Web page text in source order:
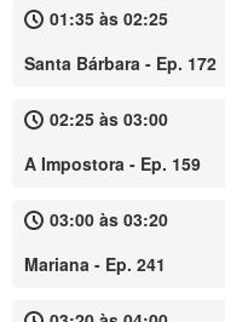
01:35 às 02:25
Santa Bárbara - Ep. 172
02:25 às 03:00
A Impostora - Ep. 159
03:00 às 03:20
Mariana - Ep. 241